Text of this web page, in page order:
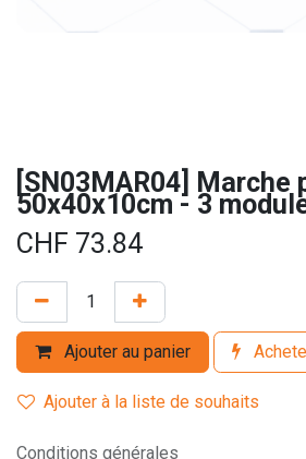
[SN03MAR04] Marche
50x40x10cm - 3
CHF 73.84
Ajouter au panier
Ajouter à la liste de souhaits
Conditions générales